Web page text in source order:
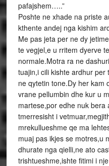
pafajshem…..”
Poshte ne xhade na priste
kthente andej nga kishim
Me pas jeta per ne dy
te vegjel,e u rritem dyerve
normale.Motra ra ne
tuajin,i cili kishte ardhur
ne qytetin tone.Dy her kam
vrane pellumbin dhe kur u
martese,por edhe nuk bera
tmerresisht i
mrekullueshme qe ma
muaj pas ikjes se motres,u
dhurate nga qielli,ne ato
trishtueshme,ishte fitimi i